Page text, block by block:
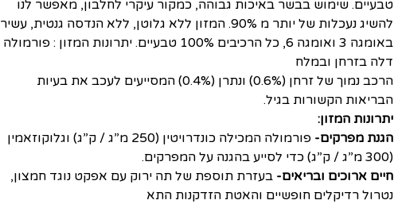
טבעיים. שימוש בבשר באיכות גבוהה, כמקור עיקרי לחלבון, מאפשר לנו
להשיג נעכלות של יותר מ 90%. המזון ללא גלוטן, ללא הנדסה גנטית, עשיר
באומגה 3 ואומגה 6, כל הרכיבים 100% טבעיים. יתרונות המזון : פורמולה
דלה בזרחן ובמלח
הרכב נמוך של זרחן (0.6%) ונתרן (0.4%) המסייעים לעכב את בעיות
הבריאות הקשורות בגיל.
יתרונות המזון:
הגנת מפרקים-
פורמולה המכילה כונדרויטין (250 מ”ג / ק”ג) וגלוקוזאמין
(300 מ”ג / ק”ג) כדי לסייע בהגנה על המפרקים.
חיים ארוכים ובריאים- בעזרת תוספת של תה ירוק עם אפקט נוגד חמצון,
נטרול רדיקלים חופשיים והאטת הזדקנות התא